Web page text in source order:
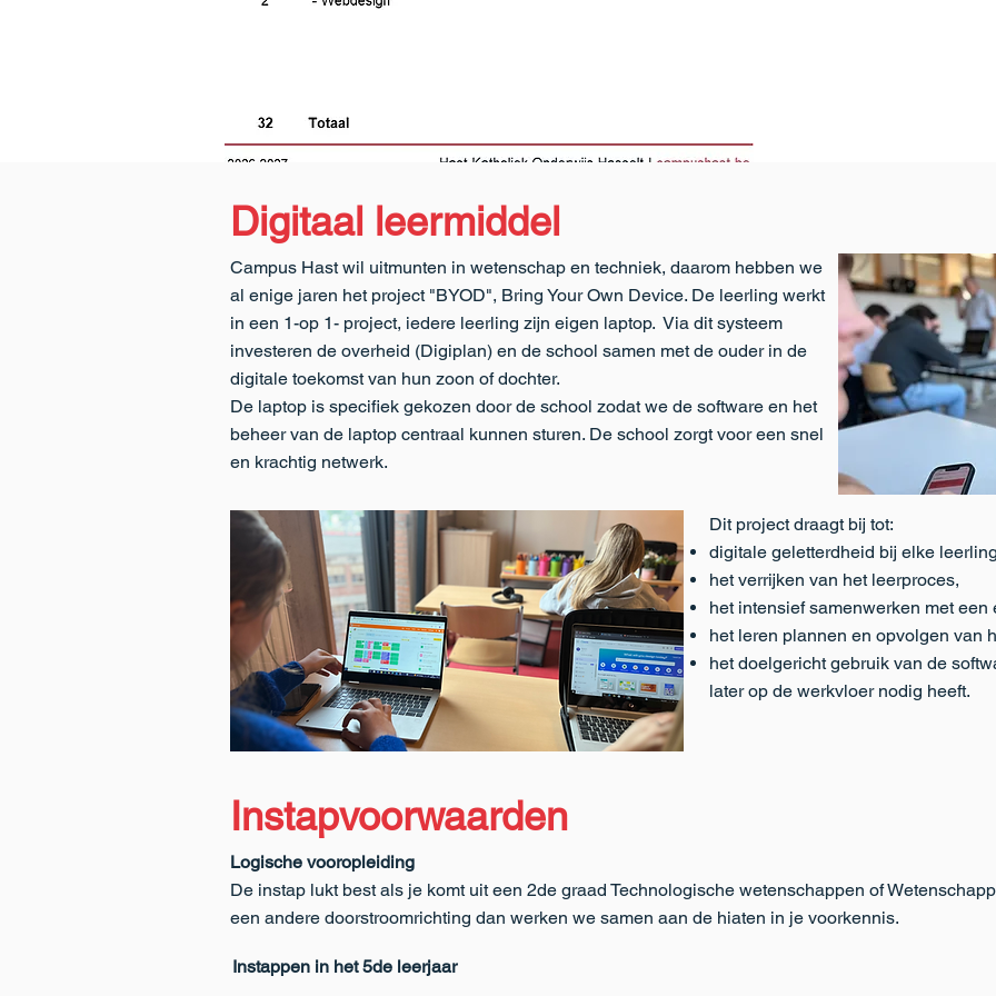
Previous
Digitaal leermiddel
Campus Hast wil uitmunten in wetenschap en techniek, daarom hebben we
al enige jaren het project "BYOD", Bring Your Own Device. De leerling werkt
in een 1-op 1- project, iedere leerling zijn eigen laptop. Via dit systeem
investeren de overheid (Digiplan) en de school samen met de ouder in de
digitale toekomst van hun zoon of dochter.
De laptop is specifiek gekozen door de school zodat we de software en het
beheer van de laptop centraal kunnen sturen. De school zorgt voor een snel
en krachtig netwerk.
Dit project draagt bij tot:
digitale geletterdheid bij elke
het verrijken van het leerproces,
het intensief samenwerken met een
het leren plannen en opvolgen van
het doelgericht gebruik van de
later op de werkvloer nodig heeft.
Instapvoorwaarden
Logische vooropleiding
De instap lukt best als je komt uit een 2de graad Technologische wetenschappen of
een andere doorstroomrichting dan werken we samen aan de hiaten in je voorkennis.
Instappen in het 5de leerjaar